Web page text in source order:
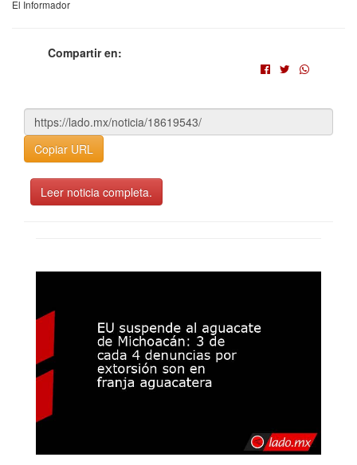
El Informador
Compartir en:
Copiar URL
Leer noticia completa.